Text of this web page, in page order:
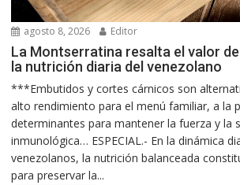
agosto 8, 2026 Editor
La Montserratina resalta el valor
la nutrición diaria del venezolano
***Embutidos y cortes cárnicos son
alto rendimiento para el menú familiar, a la
determinantes para mantener la fuerza y la
inmunológica… ESPECIAL.- En la dinámica
venezolanos, la nutrición balanceada
para preservar la...